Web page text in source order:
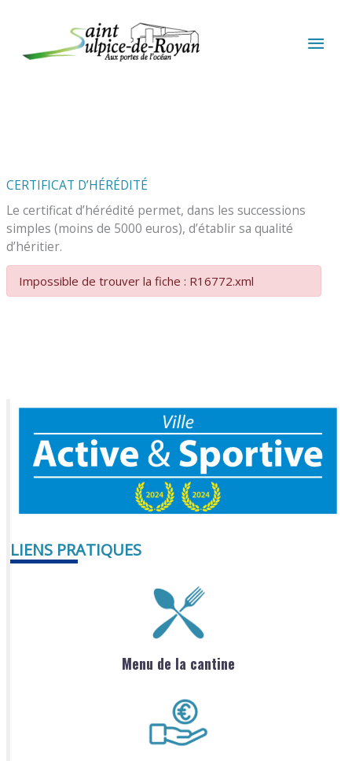
CERTIFICAT D’HÉRÉDITÉ
Le certificat d’hérédité permet, dans les successions
simples (moins de 5000 euros), d’établir sa qualité
d’héritier.
Impossible de trouver la fiche : R16772.xml
LIENS PRATIQUES
Menu de la cantine